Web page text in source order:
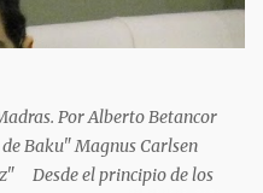
Por Alberto Betancor
Baku" Magnus Carlsen
Desde el principio de los